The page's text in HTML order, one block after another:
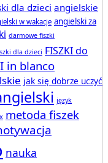
dla dzieci angielskie
w wakacje angielski za
darmowe fiszki
dla dzieci FISZKI do
in blanco
jak się dobrze uczyć
język
metoda fiszek
nauka